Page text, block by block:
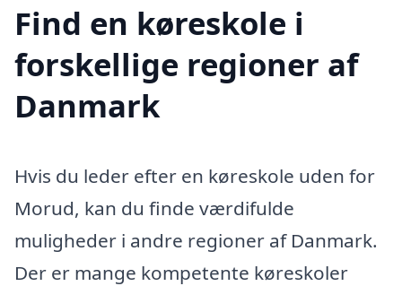
Find en køreskole i
forskellige regioner af
Danmark
Hvis du leder efter en køreskole uden for
Morud, kan du finde værdifulde
muligheder i andre regioner af Danmark.
Der er mange kompetente køreskoler